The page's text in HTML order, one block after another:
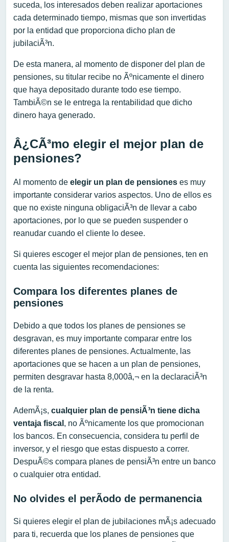
suceda, los interesados deben realizar aportaciones
cada determinado tiempo, mismas que son invertidas
por la entidad que proporciona dicho plan de
jubilaciÃ³n.
De esta manera, al momento de disponer del plan de
pensiones, su titular recibe no Ãºnicamente el dinero
que haya depositado durante todo ese tiempo.
TambiÃ©n se le entrega la rentabilidad que dicho
dinero haya generado.
Â¿CÃ³mo elegir el mejor plan de
pensiones?
Al momento de elegir un plan de pensiones es muy
importante considerar varios aspectos. Uno de ellos es
que no existe ninguna obligaciÃ³n de llevar a cabo
aportaciones, por lo que se pueden suspender o
reanudar cuando el cliente lo desee.
Si quieres escoger el mejor plan de pensiones, ten en
cuenta las siguientes recomendaciones:
Compara los diferentes planes de
pensiones
Debido a que todos los planes de pensiones se
desgravan, es muy importante comparar entre los
diferentes planes de pensiones. Actualmente, las
aportaciones que se hacen a un plan de pensiones,
permiten desgravar hasta 8,000â‚¬ en la declaraciÃ³n
de la renta.
AdemÃ¡s, cualquier plan de pensiÃ³n tiene dicha
ventaja fiscal , no Ãºnicamente los que promocionan
los bancos. En consecuencia, considera tu perfil de
inversor, y el riesgo que estas dispuesto a correr.
DespuÃ©s compara planes de pensiÃ³n entre un banco
o cualquier otra entidad.
No olvides el perÃ­odo de permanencia
Si quieres elegir el plan de jubilaciones mÃ¡s adecuado
para ti, recuerda que los planes de pensiones que